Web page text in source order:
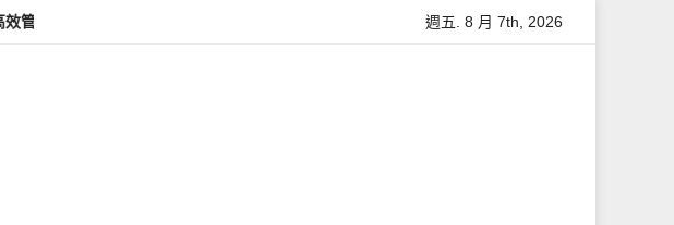
與數據安全 怎麼讓Threads流量變多？高效提升流量的完整教學週五. 8 月 7th, 2026